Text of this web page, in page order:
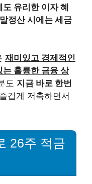
유리한 이자 혜
정산 시에는 세금
재미있고 경제적인
훌륭한 금융 상
도 지금 바로 한번
겁게 저축하면서
26주 적금